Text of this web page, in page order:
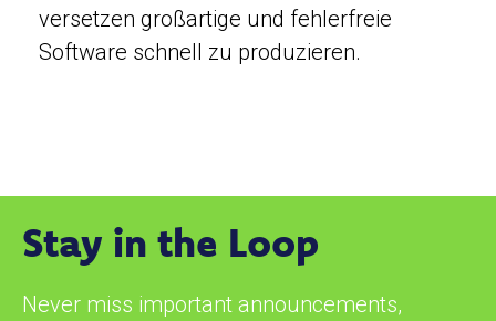
versetzen großartige und fehlerfreie
Software schnell zu produzieren.
Stay in the Loop
Never miss important announcements,